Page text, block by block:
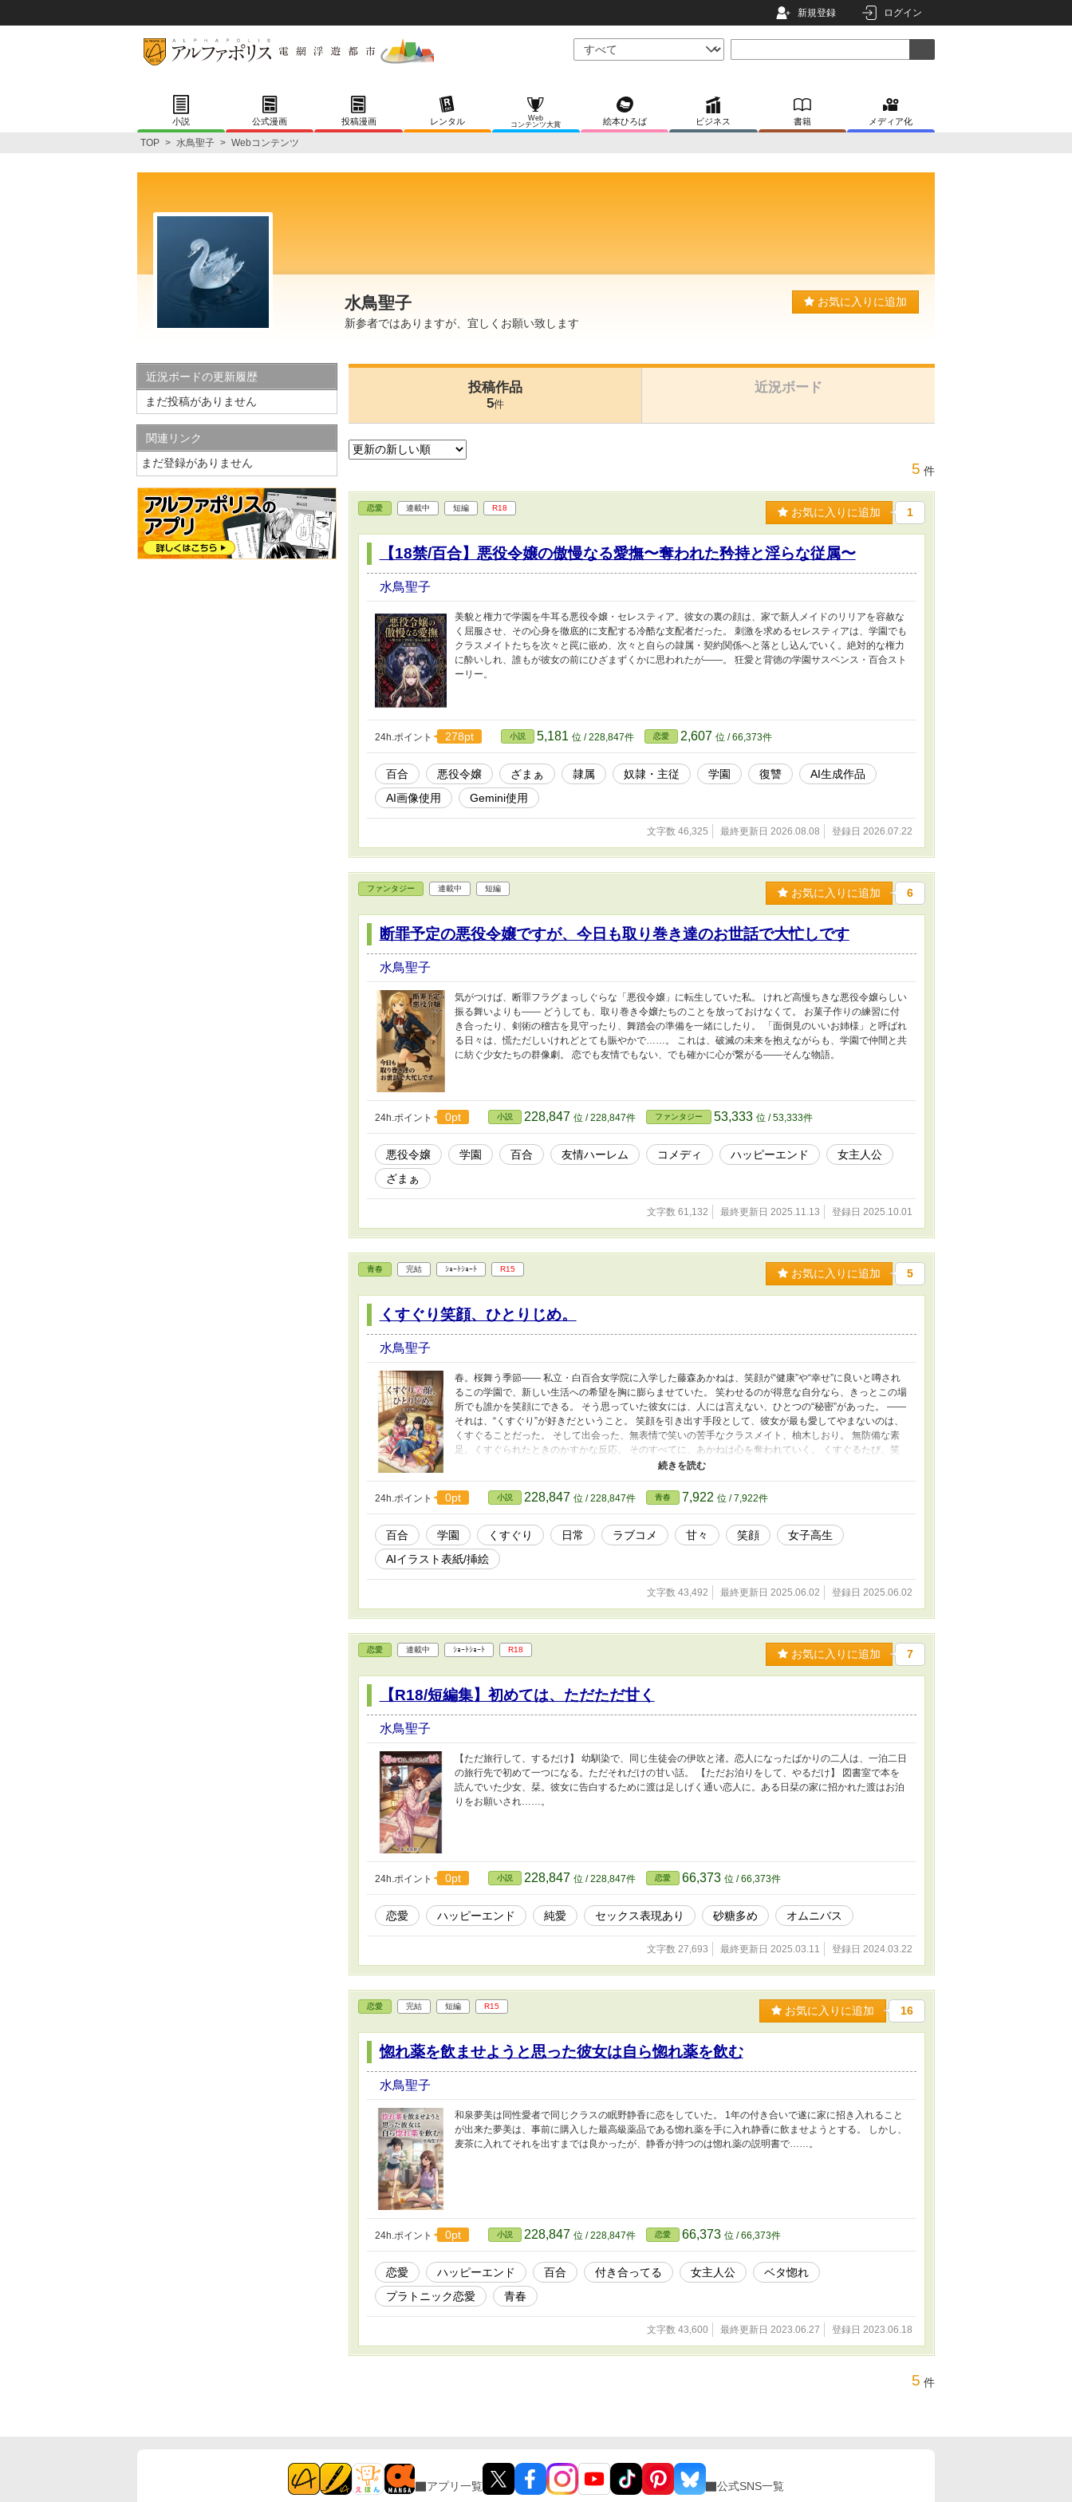
新規登録 ログイン
小説 公式漫画 投稿漫画 レンタル
Web
コンテンツ大賞
絵本ひろば ビジネス 書籍 メディア化
TOP > 水鳥聖子 > Webコンテンツ
水鳥聖子
新参者ではありますが、宜しくお願い致します
お気に入りに追加
投稿作品
5件
近況ボード
5 件
恋愛 連載中 短編 R18 お気に入りに追加 1
【18禁/百合】悪役令嬢の傲慢なる愛撫〜奪われた矜持と淫らな従属〜
水鳥聖子
美貌と権力で学園を牛耳る悪役令嬢・セレスティア。彼女の裏の顔は、家で新人メイドのリリアを容赦な
く屈服させ、その心身を徹底的に支配する冷酷な支配者だった。 刺激を求めるセレスティアは、学園でも
クラスメイトたちを次々と罠に嵌め、次々と自らの隷属・契約関係へと落とし込んでいく。絶対的な権力
に酔いしれ、誰もが彼女の前にひざまずくかに思われたが――。 狂愛と背徳の学園サスペンス・百合スト
ーリー。
24h.ポイント 278pt 小説 5,181 位 / 228,847件 恋愛 2,607 位 / 66,373件
百合 悪役令嬢 ざまぁ 隷属 奴隷・主従 学園 復讐
AI生成作品
AI画像使用
Gemini使用
文字数 46,325 最終更新日 2026.08.08 登録日 2026.07.22
ファンタジー 連載中 短編 お気に入りに追加 6
断罪予定の悪役令嬢ですが、今日も取り巻き達のお世話で大忙しです
水鳥聖子
気がつけば、断罪フラグまっしぐらな「悪役令嬢」に転生していた私。 けれど高慢ちきな悪役令嬢らしい
振る舞いよりも―― どうしても、取り巻き令嬢たちのことを放っておけなくて。 お菓子作りの練習に付
き合ったり、剣術の稽古を見守ったり、舞踏会の準備を一緒にしたり。 「面倒見のいいお姉様」と呼ばれ
る日々は、慌ただしいけれどとても賑やかで……。 これは、破滅の未来を抱えながらも、学園で仲間と共
に紡ぐ少女たちの群像劇。 恋でも友情でもない、でも確かに心が繋がる――そんな物語。
24h.ポイント 0pt 小説 228,847 位 / 228,847件 ファンタジー 53,333 位 / 53,333件
悪役令嬢 学園 百合 友情ハーレム コメディ ハッピーエンド
女主人公
ざまぁ
文字数 61,132 最終更新日 2025.11.13 登録日 2025.10.01
青春 完結 ｼｮｰﾄｼｮｰﾄ R15 お気に入りに追加 5
くすぐり笑顔、ひとりじめ。
水鳥聖子
春。桜舞う季節―― 私立・白百合女学院に入学した藤森あかねは、笑顔が“健康”や“幸せ”に良いと噂され
るこの学園で、新しい生活への希望を胸に膨らませていた。 笑わせるのが得意な自分なら、きっとこの場
所でも誰かを笑顔にできる。 そう思っていた彼女には、人には言えない、ひとつの“秘密”があった。 ――
それは、“くすぐり”が好きだということ。 笑顔を引き出す手段として、彼女が最も愛してやまないのは、
くすぐることだった。 そして出会った、無表情で笑いの苦手なクラスメイト、柚木しおり。 無防備な素
足。くすぐられたときのかすかな反応。 そのすべてに、あかねは心を奪われていく。 くすぐるたび、笑
わせるたび、縮まっていくふたりの距離。 だがこの時のあかねはまだ知らなかった。 自分が“くすぐられ
る側”になった時、どんな顔をすることになるのか―― そして、無垢な笑顔の奥に隠された、しおりの
「狙い」に触れることになるなんて。
24h.ポイント 0pt 小説 228,847 位 / 228,847件 青春 7,922 位 / 7,922件
百合 学園 くすぐり 日常 ラブコメ 甘々 笑顔
女子高生
AIイラスト表紙/挿絵
文字数 43,492 最終更新日 2025.06.02 登録日 2025.06.02
恋愛 連載中 ｼｮｰﾄｼｮｰﾄ R18 お気に入りに追加 7
【R18/短編集】初めては、ただただ甘く
水鳥聖子
【ただ旅行して、するだけ】 幼馴染で、同じ生徒会の伊吹と渚。恋人になったばかりの二人は、一泊二日
の旅行先で初めて一つになる。ただそれだけの甘い話。 【ただお泊りをして、やるだけ】 図書室で本を
読んでいた少女、栞。彼女に告白するために渡は足しげく通い恋人に。ある日栞の家に招かれた渡はお泊
りをお願いされ……。
24h.ポイント 0pt 小説 228,847 位 / 228,847件 恋愛 66,373 位 / 66,373件
恋愛 ハッピーエンド 純愛 セックス表現あり 砂糖多め オムニバス
文字数 27,693 最終更新日 2025.03.11 登録日 2024.03.22
恋愛 完結 短編 R15 お気に入りに追加 16
惚れ薬を飲ませようと思った彼女は自ら惚れ薬を飲む
水鳥聖子
和泉夢美は同性愛者で同じクラスの眠野静香に恋をしていた。 1年の付き合いで遂に家に招き入れること
が出来た夢美は、事前に購入した最高級薬品である惚れ薬を手に入れ静香に飲ませようとする。 しかし、
麦茶に入れてそれを出すまでは良かったが、静香が持つのは惚れ薬の説明書で……。
24h.ポイント 0pt 小説 228,847 位 / 228,847件 恋愛 66,373 位 / 66,373件
恋愛 ハッピーエンド 百合 付き合ってる 女主人公
ベタ惚れ
プラトニック恋愛
青春
文字数 43,600 最終更新日 2023.06.27 登録日 2023.06.18
5 件
近況ボードの更新履歴
まだ投稿がありません
関連リンク
まだ登録がありません
アプリ一覧 公式SNS一覧